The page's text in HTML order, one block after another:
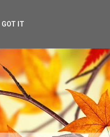
GOT IT